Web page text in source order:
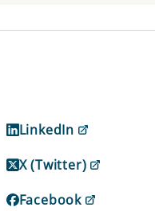
LinkedIn
X (Twitter)
Facebook